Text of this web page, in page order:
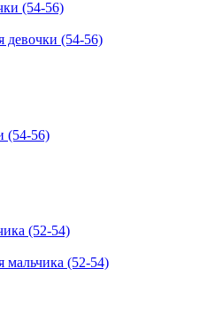
девочки (54-56)
(54-56)
мальчика (52-54)